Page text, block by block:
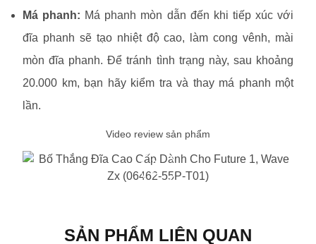
Má phanh: Má phanh mòn dẫn đến khi tiếp xúc với
đĩa phanh sẽ tạo nhiệt độ cao, làm cong vênh, mài
mòn đĩa phanh. Để tránh tình trạng này, sau khoảng
20.000 km, bạn hãy kiểm tra và thay má phanh một
lần.
Video review sản phẩm
SẢN PHẨM LIÊN QUAN